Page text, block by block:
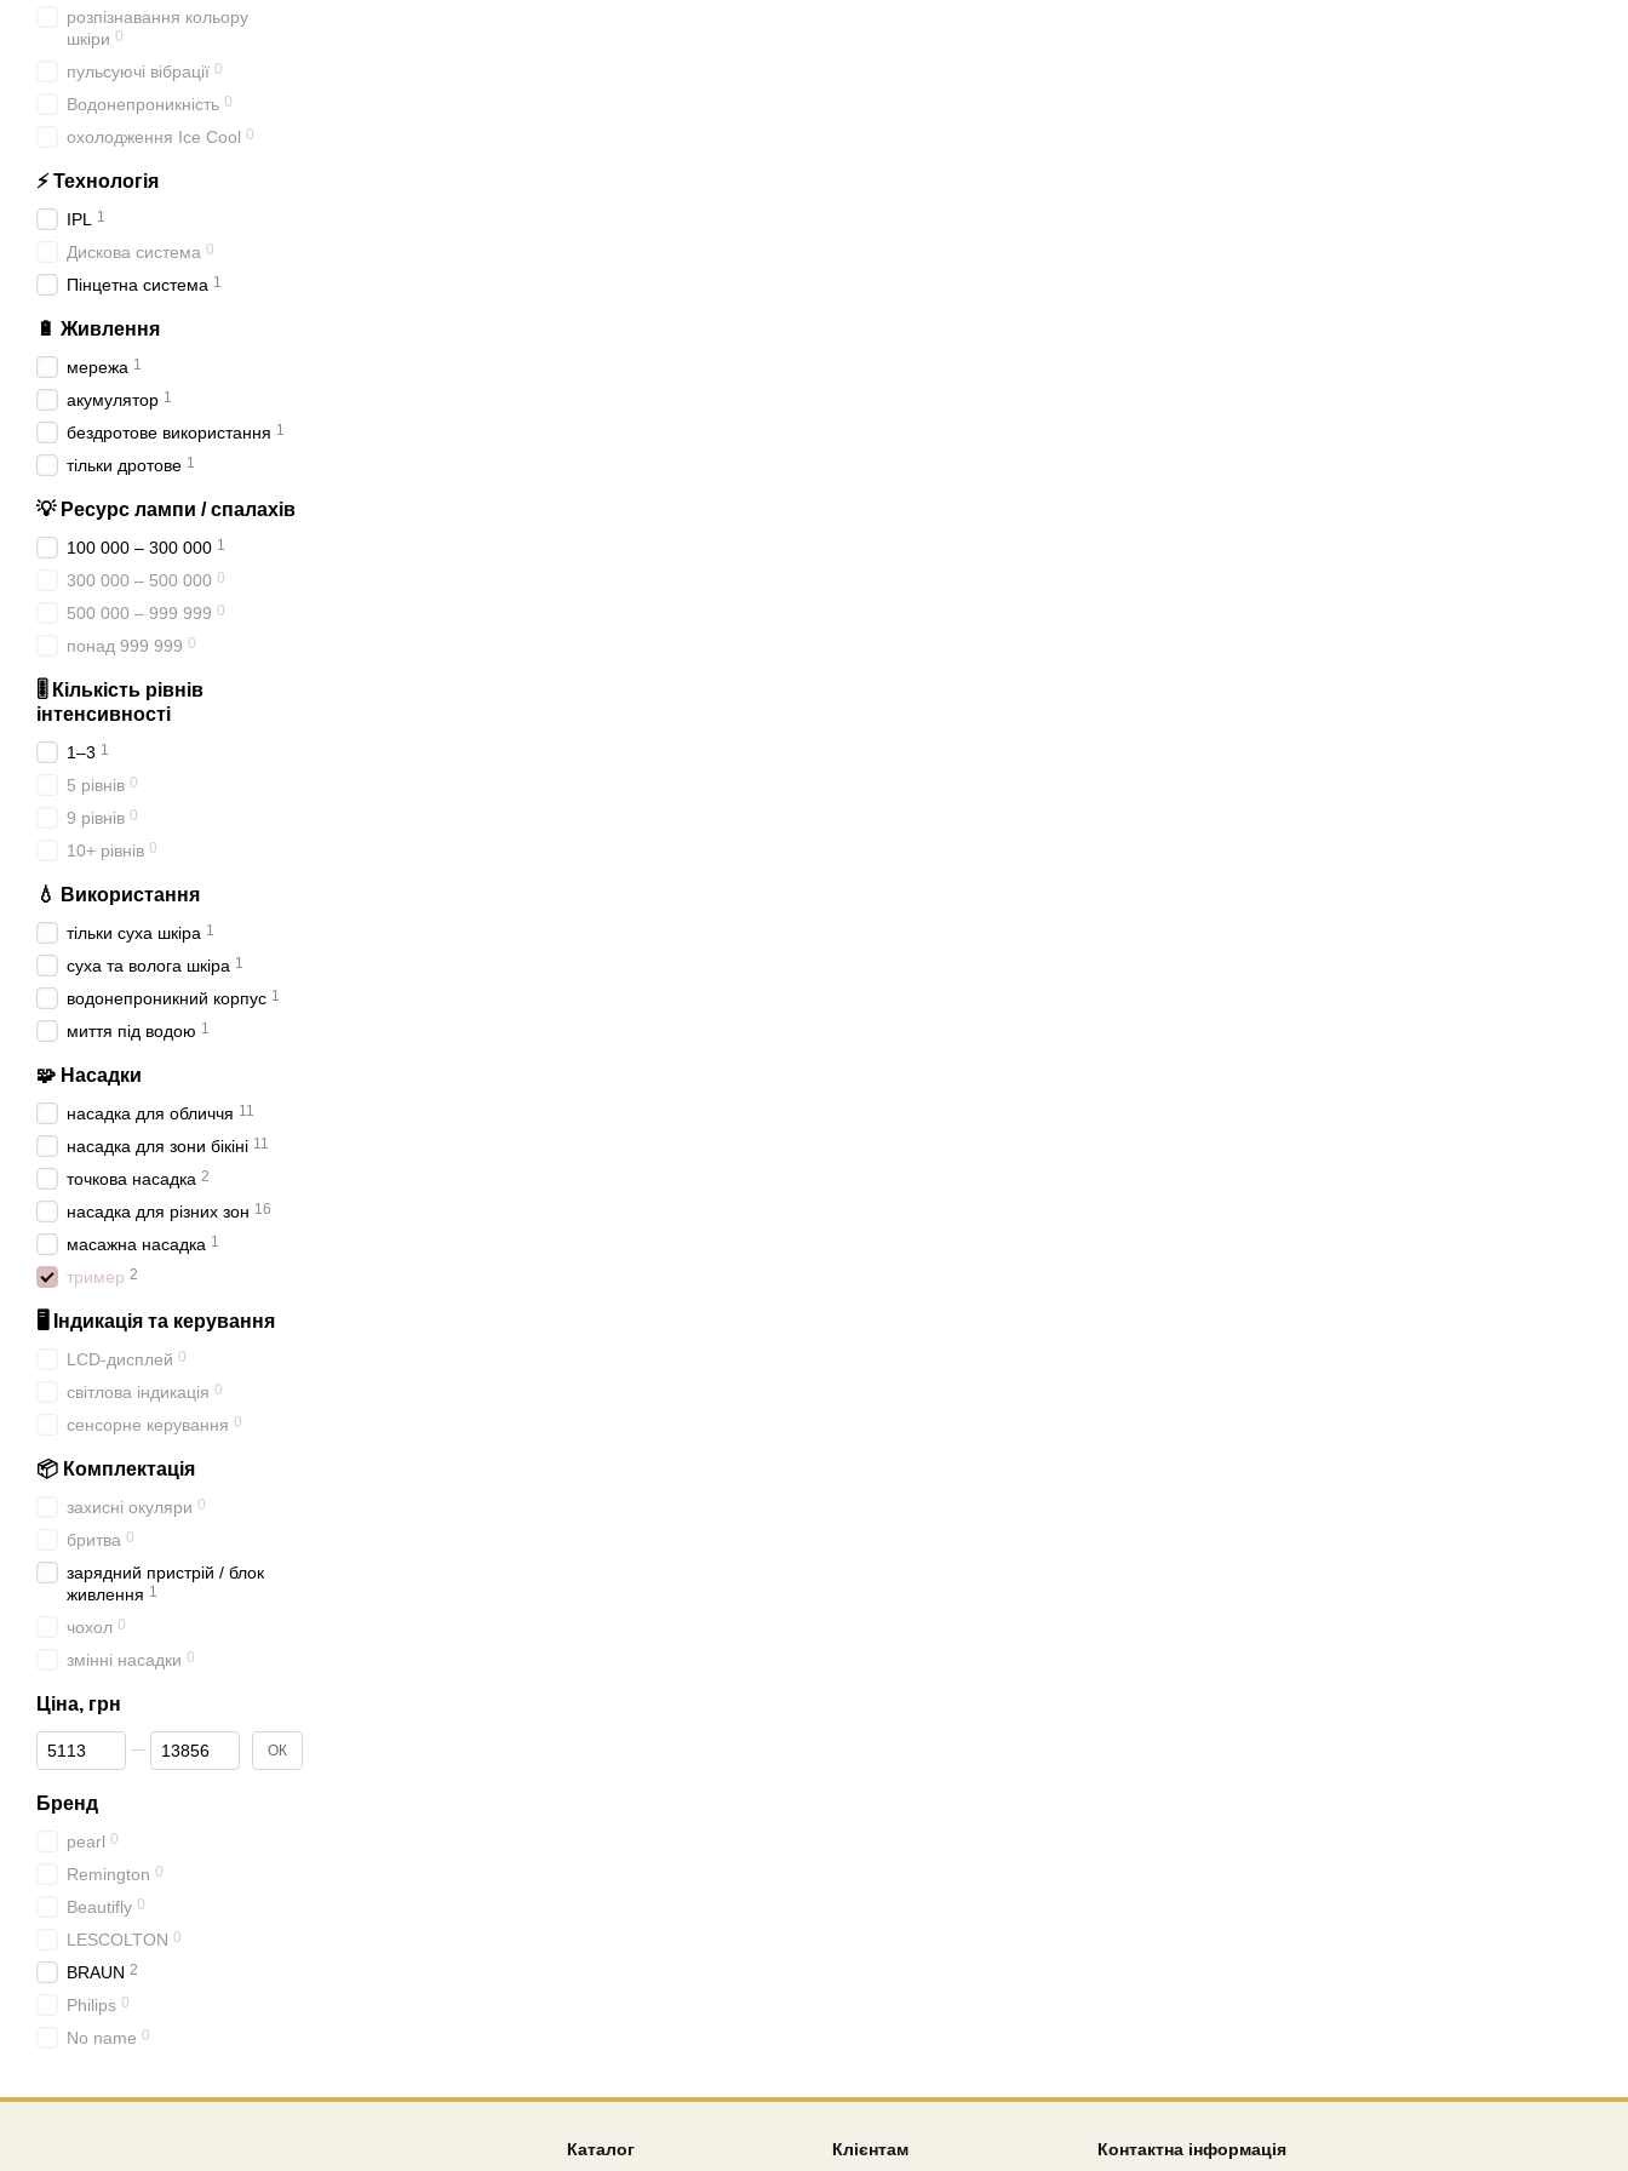
розпізнавання кольору
шкіри 0
пульсуючі вібрації 0
Водонепроникність 0
охолодження Ice Cool 0
⚡ Технологія
IPL 1
Дискова система 0
Пінцетна система 1
🔋 Живлення
мережа 1
акумулятор 1
бездротове використання 1
тільки дротове 1
💡 Ресурс лампи / спалахів
100 000 – 300 000 1
300 000 – 500 000 0
500 000 – 999 999 0
понад 999 999 0
🎚 Кількість рівнів
інтенсивності
1–3 1
5 рівнів 0
9 рівнів 0
10+ рівнів 0
💧 Використання
тільки суха шкіра 1
суха та волога шкіра 1
водонепроникний корпус 1
миття під водою 1
🧩 Насадки
насадка для обличчя 11
насадка для зони бікіні 11
точкова насадка 2
насадка для різних зон 16
масажна насадка 1
тример 2
🖥 Індикація та керування
LCD-дисплей 0
світлова індикація 0
сенсорне керування 0
📦 Комплектація
захисні окуляри 0
бритва 0
зарядний пристрій / блок
живлення 1
чохол 0
змінні насадки 0
Ціна, грн
Від Ціна, грн
До Ціна, грн ОК
Бренд
pearl 0
Remington 0
Beautifly 0
LESCOLTON 0
BRAUN 2
Philips 0
No name 0
Каталог Клієнтам Контактна інформація